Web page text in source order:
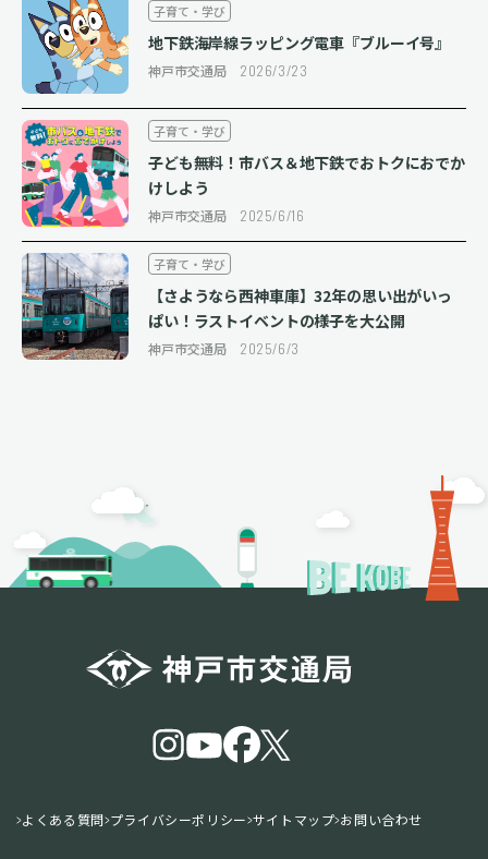
子育て・学び
地下鉄海岸線ラッピング電車『ブルーイ号』
神戸市交通局 2026/3/23
子育て・学び
子ども無料！市バス＆地下鉄でおトクにおでか
けしよう
神戸市交通局 2025/6/16
子育て・学び
【さようなら西神車庫】32年の思い出がいっ
ぱい！ラストイベントの様子を大公開
神戸市交通局 2025/6/3
よくある質問 プライバシーポリシー サイトマップ お問い合わせ